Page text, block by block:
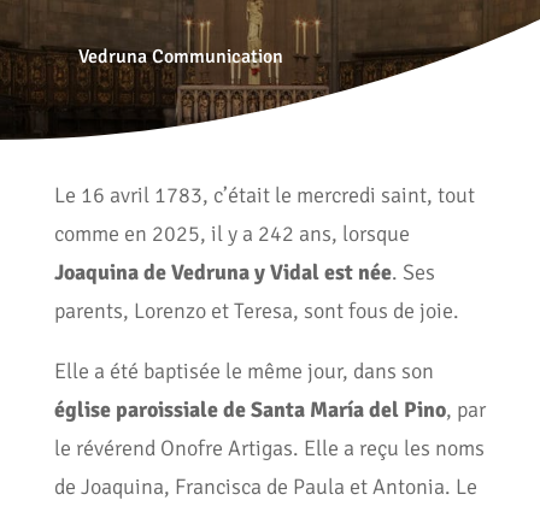
Vedruna Communication
Le 16 avril 1783, c’était le mercredi saint, tout
comme en 2025, il y a 242 ans, lorsque
Joaquina de Vedruna y Vidal est née. Ses
parents, Lorenzo et Teresa, sont fous de joie.
Elle a été baptisée le même jour, dans son
église paroissiale de Santa María del Pino, par
le révérend Onofre Artigas. Elle a reçu les noms
de Joaquina, Francisca de Paula et Antonia. Le